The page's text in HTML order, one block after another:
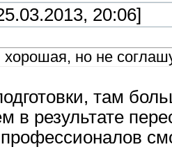
20:06]
но не
там
в результате